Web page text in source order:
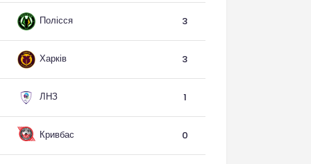
Полісся 3
Харків 3
ЛНЗ 1
Кривбас 0